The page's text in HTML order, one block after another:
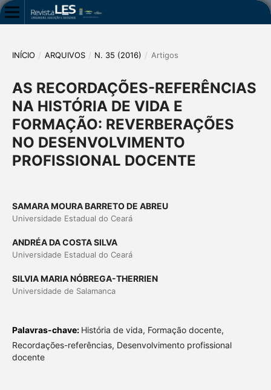
INÍCIO / ARQUIVOS / N. 35 (2016) / Artigos
AS RECORDAÇÕES-REFERÊNCIAS
NA HISTÓRIA DE VIDA E
FORMAÇÃO: REVERBERAÇÕES
NO DESENVOLVIMENTO
PROFISSIONAL DOCENTE
SAMARA MOURA BARRETO DE ABREU
Universidade Estadual do Ceará
ANDRÉA DA COSTA SILVA
Universidade Estadual do Ceará
SILVIA MARIA NÓBREGA-THERRIEN
Universidade de Salamanca
Palavras-chave: História de vida, Formação docente,
Recordações-referências, Desenvolvimento profissional
docente